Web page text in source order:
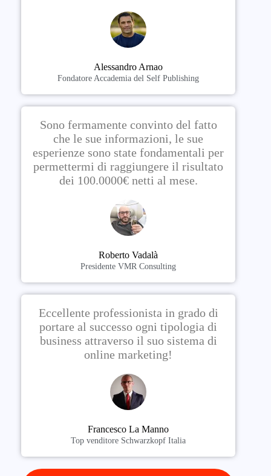
Alessandro Arnao
Fondatore Accademia del Self Publishing
Sono fermamente convinto del fatto
che le sue informazioni, le sue
esperienze sono state fondamentali per
permettermi di raggiungere il risultato
dei 100.0000€ netti al mese.
Roberto Vadalà
Presidente VMR Consulting
Eccellente professionista in grado di
portare al successo ogni tipologia di
business attraverso il suo sistema di
online marketing!
Francesco La Manno
Top venditore Schwarzkopf Italia